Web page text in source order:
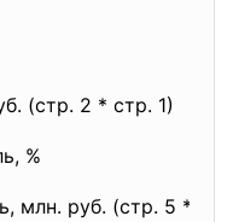
(стр. 2 * стр. 1)
%
млн. руб. (стр. 5 *